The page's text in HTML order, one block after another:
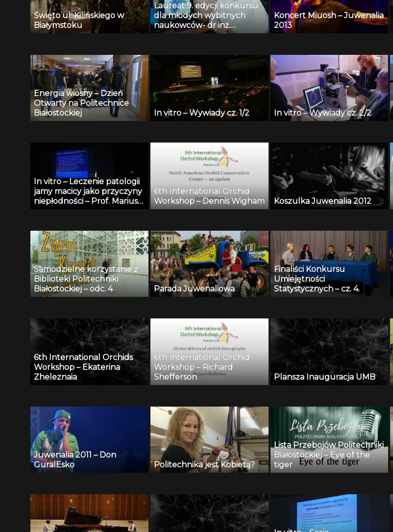
Święto ul. Kilińskiego w
Białymstoku
Laureat 9. edycji konkursu
dla młodych wybitnych
naukowców- dr inż.
Krzysztof Jurczuk
Koncert Miuosh – Juwenalia
2013
Energia wiosny – Dzień
Otwarty na Politechnice
Białostockiej
In vitro – Wywiady cz. 1/2 In vitro – Wywiady cz. 2/2
In vitro – Leczenie patologii
jamy macicy jako przyczyny
niepłodności – Prof. Mariusz
6th International Orchid
Workshop – Dennis Wigham
Koszulka Juwenalia 2012
Samodzielne korzystanie z
Biblioteki Politechniki
Białostockiej – odc. 4
Parada Juwenaliowa
Finaliści Konkursu
Umiejętności
Statystycznych – cz. 4.
6th International Orchids
Workshop – Ekaterina
Zheleznaia
6th International Orchid
Workshop – Richard
Shefferson
Plansza Inauguracja UMB
Juwenalia 2011 – Don
GuralEsko
Politechnika jest Kobietą?
Lista Przebojów Politechniki
Białostockiej – Eye of the
tiger